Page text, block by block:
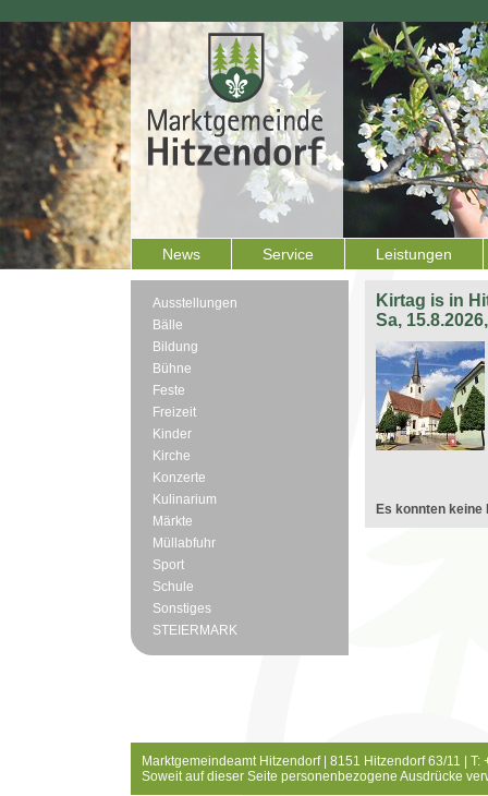
News Service Leistungen
Ausstellungen
Bälle
Bildung
Bühne
Feste
Freizeit
Kinder
Kirche
Konzerte
Kulinarium
Märkte
Müllabfuhr
Sport
Schule
Sonstiges
STEIERMARK
Kirtag is in
Sa,
Es konnten keine
Marktgemeindeamt Hitzendorf | 8151 Hitzendorf 63/11 |
Soweit auf dieser Seite personenbezogene Ausdrücke